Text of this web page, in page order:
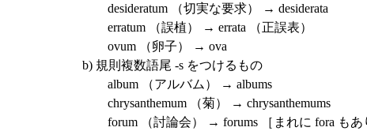
desideratum （切実な要求） → desiderata
erratum （誤植） → errata （正誤表）
ovum （卵子） → ova
b) 規則複数語尾 -s をつけるもの
album （アルバム） → albums
chrysanthemum （菊） → chrysanthemums
forum （討論会） → forums ［まれに fora もあ